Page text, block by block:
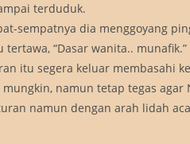
terduduk.
sempatnya dia menggoyang
“Dasar wanita.. munafik.”
itu segera keluar membasahi
namun tetap tegas
namun dengan arah lidah